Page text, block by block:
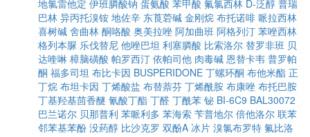
地氯雷他定 伊班膦酸钠 蛋氨酸 苯甲酸 氟氯西林 D-泛醇 普瑞
巴林 异丙托溴铵 地佐辛 东莨菪碱 金刚烷 布托诺啡 哌拉西林
喜树碱 舍曲林 酮咯酸 奥美拉唑 阿加曲班 阿格列汀 苯唑西林
格列本脲 乐伐替尼 他唑巴坦 利塞膦酸 比索洛尔 替罗非班 贝
达喹啉 樟脑磺酸 帕罗西汀 依帕司他 肉毒碱 恩替卡韦 普罗帕
酮 福多司坦 布比卡因 BUSPERIDONE 丁螺环酮 布他米酯 正
丁烷 布坦卡因 丁烯酸盐 布替萘芬 丁烯酰胺 布康唑 布托巴胺
丁基羟基茴香醚 氰酸丁酯 丁醛 丁酰苯 铋 BI-6C9 BAL30072
巴兰诺尔 贝那普利 苯哌利多 苯海索 苄普地尔 倍他洛尔 联苯
邻苯基苯酚 没药醇 比沙克罗 双酚A 冰片 溴氯布罗特 氟比洛